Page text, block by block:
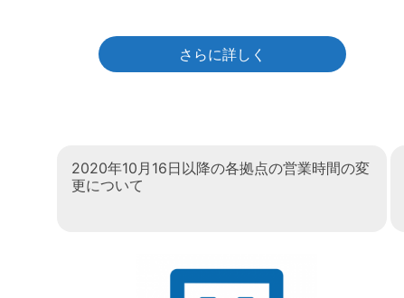
さらに詳しく
2020年10月16日以降の各拠点の営業時間の変
更について